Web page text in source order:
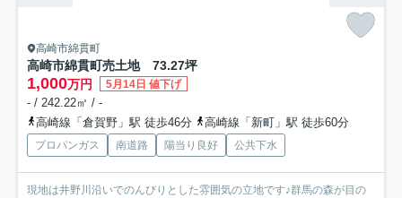
高崎市綿貫町
高崎市綿貫町売土地 73.27坪
1,000万円 5月14日 値下げ
- / 242.22㎡ / -
高崎線「倉賀野」駅 徒歩46分
高崎線「新町」駅 徒歩60分
プロパンガス 南道路 陽当り良好 公共下水
現地は井野川沿いでのんびりとした雰囲気の立地です♪群馬の森が目の